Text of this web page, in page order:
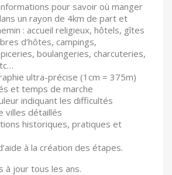
pour savoir où manger
un rayon de 4km de part et
: accueil religieux, hôtels, gîtes
d’hôtes, campings,
boulangeries, charcuteries,
ultra-précise (1cm = 375m)
et temps de marche
indiquant les difficultés
villes détaillés
historiques, pratiques et
à la création des étapes.
à jour tous les ans.